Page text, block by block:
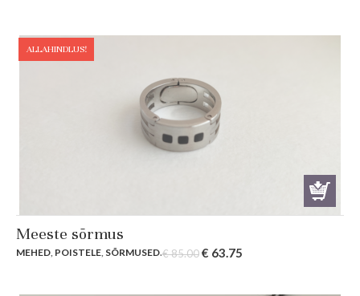
ALLAHINDLUS!
Meeste sõrmus
MEHED POISTELE SÕRMUSED.€85.00Original
€ 63.75